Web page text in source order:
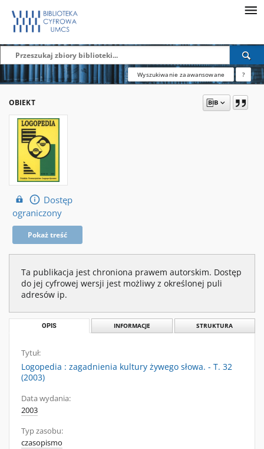
Wyszukiwanie zaawansowane ?
OBIEKT
Dostęp
ograniczony
Pokaż treść
Ta publikacja jest chroniona prawem autorskim. Dostęp
do jej cyfrowej wersji jest możliwy z określonej puli
adresów ip.
OPIS INFORMACJE STRUKTURA
Tytuł:
Logopedia : zagadnienia kultury żywego słowa. - T. 32
(2003)
Data wydania:
2003
Typ zasobu:
czasopismo